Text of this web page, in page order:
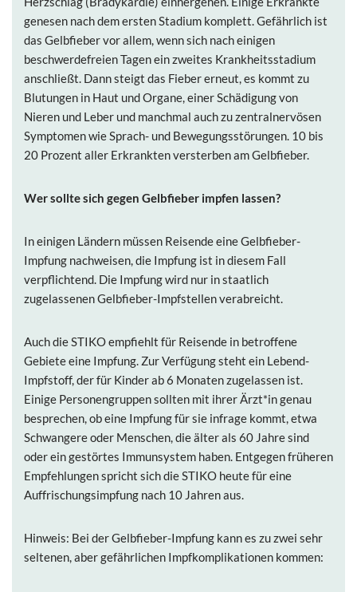
genesen nach dem ersten Stadium komplett. Gefährlich ist
das Gelbfieber vor allem, wenn sich nach einigen
beschwerdefreien Tagen ein zweites Krankheitsstadium
anschließt. Dann steigt das Fieber erneut, es kommt zu
Blutungen in Haut und Organe, einer Schädigung von
Nieren und Leber und manchmal auch zu zentralnervösen
Symptomen wie Sprach- und Bewegungsstörungen. 10 bis
20 Prozent aller Erkrankten versterben am Gelbfieber.
Wer sollte sich gegen Gelbfieber impfen lassen?
In einigen Ländern müssen Reisende eine Gelbfieber-
Impfung nachweisen, die Impfung ist in diesem Fall
verpflichtend. Die Impfung wird nur in staatlich
zugelassenen Gelbfieber-Impfstellen verabreicht.
Auch die STIKO empfiehlt für Reisende in betroffene
Gebiete eine Impfung. Zur Verfügung steht ein Lebend-
Impfstoff, der für Kinder ab 6 Monaten zugelassen ist.
Einige Personengruppen sollten mit ihrer Ärzt*in genau
besprechen, ob eine Impfung für sie infrage kommt, etwa
Schwangere oder Menschen, die älter als 60 Jahre sind
oder ein gestörtes Immunsystem haben. Entgegen früheren
Empfehlungen spricht sich die STIKO heute für eine
Auffrischungsimpfung nach 10 Jahren aus.
Hinweis: Bei der Gelbfieber-Impfung kann es zu zwei sehr
seltenen, aber gefährlichen Impfkomplikationen kommen: